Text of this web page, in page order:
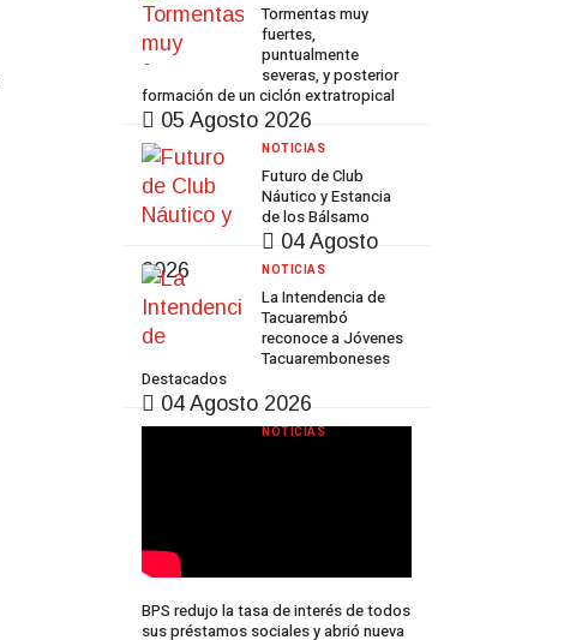
Tormentas muy
fuertes,
puntualmente
severas, y posterior
formación de un ciclón extratropical
05 Agosto 2026
Futuro de Club
Náutico y Estancia
de los Bálsamo
04 Agosto
2026
NOTICIAS
La Intendencia de
Tacuarembó
reconoce a Jóvenes
Tacuaremboneses
Destacados
04 Agosto 2026
NOTICIAS
BPS redujo la tasa de interés de todos
sus préstamos sociales y abrió nueva
NOTICIAS